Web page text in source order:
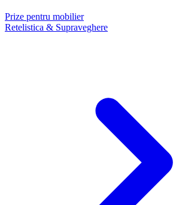
Prize pentru mobilier
Retelistica & Supraveghere